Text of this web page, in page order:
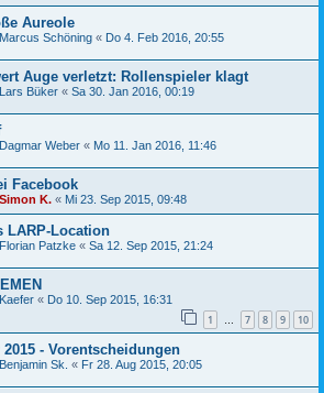
Aureole
Marcus Schöning « Do 4. Feb 2016, 20:55
Auge verletzt: Rollenspieler klagt
Lars Büker « Sa 30. Jan 2016, 00:19
Dagmar Weber « Mo 11. Jan 2016, 11:46
Facebook
Simon K. « Mi 23. Sep 2015, 09:48
LARP-Location
Florian Patzke « Sa 12. Sep 2015, 21:24
Kaefer « Do 10. Sep 2015, 16:31
1 … 7 8 9 10
- Vorentscheidungen
Benjamin Sk. « Fr 28. Aug 2015, 20:05